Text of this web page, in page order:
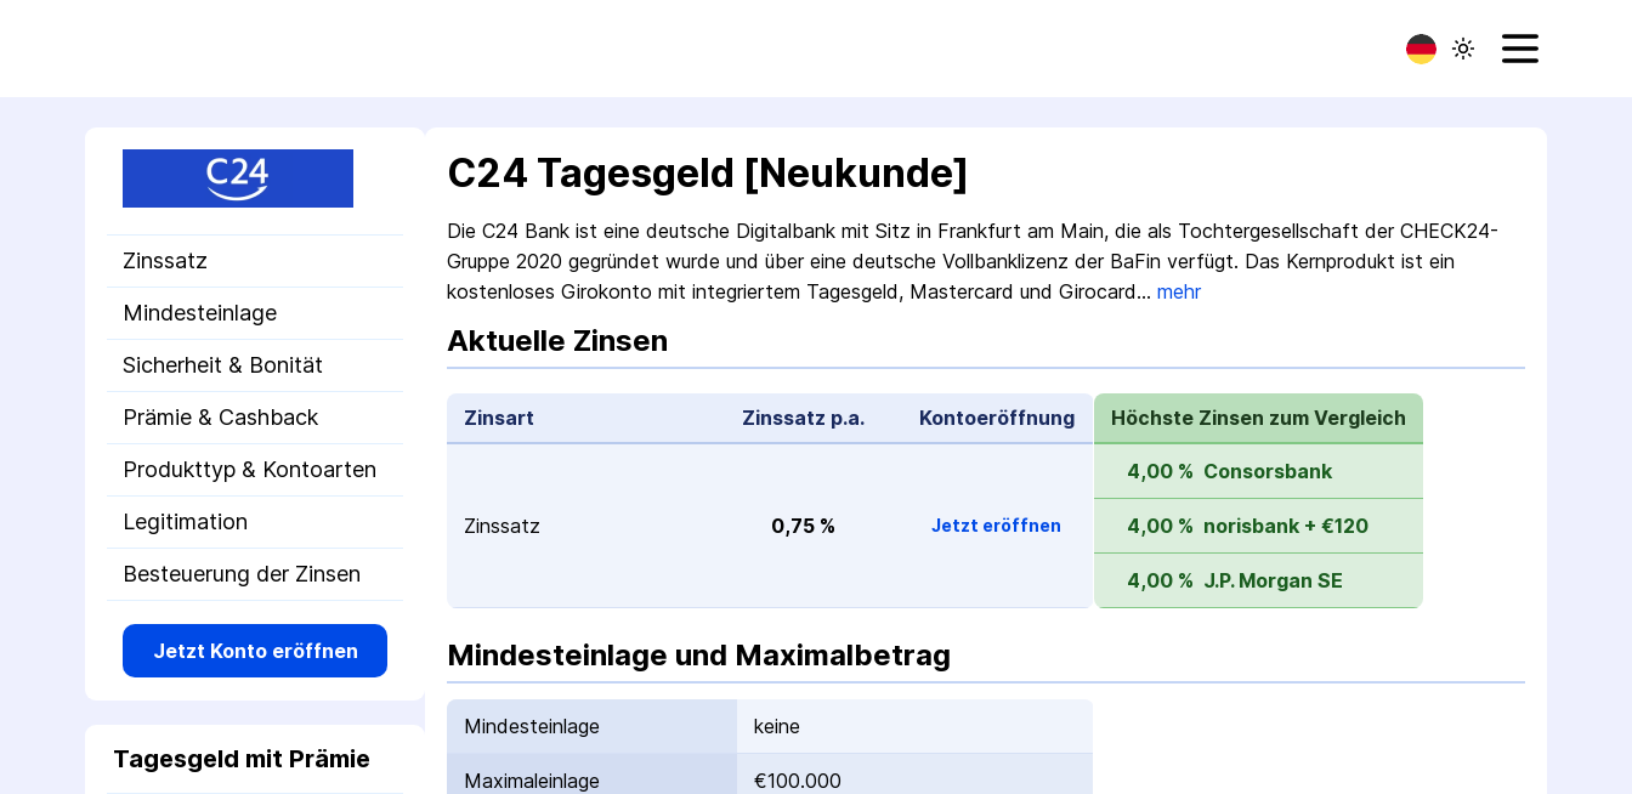
Zinssatz
Mindesteinlage
Sicherheit & Bonität
Prämie & Cashback
Produkttyp & Kontoarten
Legitimation
Besteuerung der Zinsen
Jetzt Konto eröffnen
Tagesgeld mit Prämie
C24 Tagesgeld [Neukunde]
Die C24 Bank ist eine deutsche Digital­bank mit Sitz in Frankfurt am Main, die als Tochter­gesellschaft der CHECK24-
Gruppe 2020 gegründet wurde und über eine deutsche Voll­banklizenz der BaFin verfügt. Das Kern­produkt ist ein
kosten­loses Girokonto mit integriertem Tagesgeld, Mastercard und Girocard… mehr
Aktuelle Zinsen
Zinsart Zinssatz p.a. Konto­eröffnung
Zinssatz 0,75 % Jetzt eröffnen
Höchste Zinsen zum Vergleich
4,00 % Consorsbank
4,00 % norisbank + €120
4,00 % J.P. Morgan SE
Mindesteinlage und Maximalbetrag
Mindesteinlage keine
Maximaleinlage €100.000